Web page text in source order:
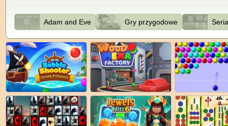
Adam and Eve Gry przygodowe